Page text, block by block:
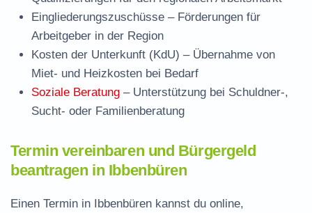
Eingliederungszuschüsse – Förderungen für
Arbeitgeber in der Region
Kosten der Unterkunft (KdU) – Übernahme von
Miet- und Heizkosten bei Bedarf
Soziale Beratung – Unterstützung bei Schuldner-,
Sucht- oder Familienberatung
Termin vereinbaren und Bürgergeld
beantragen in Ibbenbüren
Einen Termin in Ibbenbüren kannst du online,